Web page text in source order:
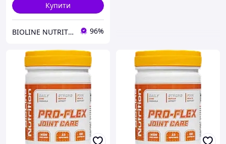
Купити
BIOLINE NUTRITION 96%